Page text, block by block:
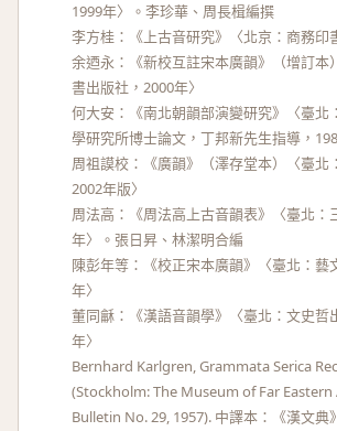
1999年〉。李珍華、周長楫編撰
李方桂：《上古音研究》〈北京：商務印
余迺永：《新校互註宋本廣韻》（增訂本
書出版社，2000年〉
何大安：《南北朝韻部演變研究》〈臺北
學研究所博士論文，丁邦新先生指導，
周祖謨校：《廣韻》（澤存堂本）〈臺北
2002年版〉
周法高：《周法高上古音韻表》〈臺北：
年〉。張日昇、林潔明合編
陳彭年等：《校正宋本廣韻》〈臺北：藝
年〉
董同龢：《漢語音韻學》〈臺北：文史哲
年〉
Bernhard Karlgren, Grammata Serica
(Stockholm: The Museum of Far
Bulletin No. 29, 1957). 中譯本：《漢文典